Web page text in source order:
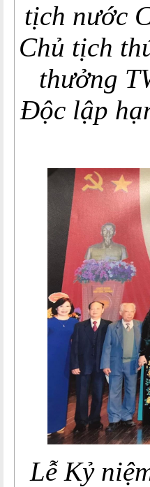
tịch nước
Chủ tịch
thưởng
Độc lập
Lễ Kỷ